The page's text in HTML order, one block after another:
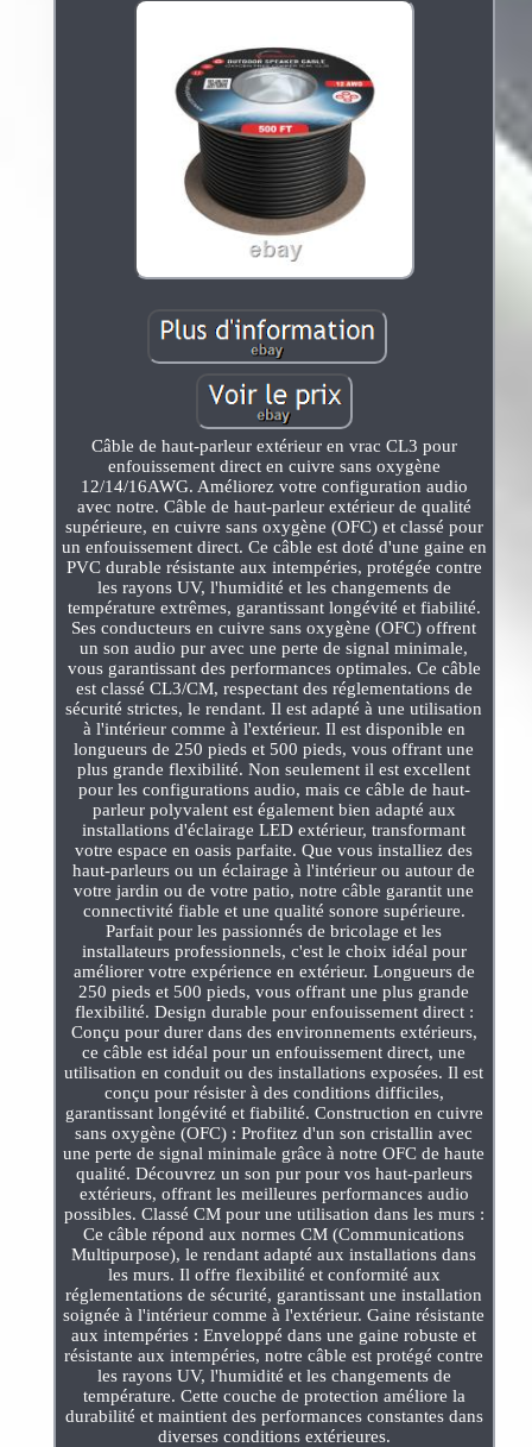
Câble de haut-parleur extérieur en vrac CL3 pour
enfouissement direct en cuivre sans oxygène
12/14/16AWG. Améliorez votre configuration audio
avec notre. Câble de haut-parleur extérieur de qualité
supérieure, en cuivre sans oxygène (OFC) et classé pour
un enfouissement direct. Ce câble est doté d'une gaine en
PVC durable résistante aux intempéries, protégée contre
les rayons UV, l'humidité et les changements de
température extrêmes, garantissant longévité et fiabilité.
Ses conducteurs en cuivre sans oxygène (OFC) offrent
un son audio pur avec une perte de signal minimale,
vous garantissant des performances optimales. Ce câble
est classé CL3/CM, respectant des réglementations de
sécurité strictes, le rendant. Il est adapté à une utilisation
à l'intérieur comme à l'extérieur. Il est disponible en
longueurs de 250 pieds et 500 pieds, vous offrant une
plus grande flexibilité. Non seulement il est excellent
pour les configurations audio, mais ce câble de haut-
parleur polyvalent est également bien adapté aux
installations d'éclairage LED extérieur, transformant
votre espace en oasis parfaite. Que vous installiez des
haut-parleurs ou un éclairage à l'intérieur ou autour de
votre jardin ou de votre patio, notre câble garantit une
connectivité fiable et une qualité sonore supérieure.
Parfait pour les passionnés de bricolage et les
installateurs professionnels, c'est le choix idéal pour
améliorer votre expérience en extérieur. Longueurs de
250 pieds et 500 pieds, vous offrant une plus grande
flexibilité. Design durable pour enfouissement direct :
Conçu pour durer dans des environnements extérieurs,
ce câble est idéal pour un enfouissement direct, une
utilisation en conduit ou des installations exposées. Il est
conçu pour résister à des conditions difficiles,
garantissant longévité et fiabilité. Construction en cuivre
sans oxygène (OFC) : Profitez d'un son cristallin avec
une perte de signal minimale grâce à notre OFC de haute
qualité. Découvrez un son pur pour vos haut-parleurs
extérieurs, offrant les meilleures performances audio
possibles. Classé CM pour une utilisation dans les murs :
Ce câble répond aux normes CM (Communications
Multipurpose), le rendant adapté aux installations dans
les murs. Il offre flexibilité et conformité aux
réglementations de sécurité, garantissant une installation
soignée à l'intérieur comme à l'extérieur. Gaine résistante
aux intempéries : Enveloppé dans une gaine robuste et
résistante aux intempéries, notre câble est protégé contre
les rayons UV, l'humidité et les changements de
température. Cette couche de protection améliore la
durabilité et maintient des performances constantes dans
diverses conditions extérieures.